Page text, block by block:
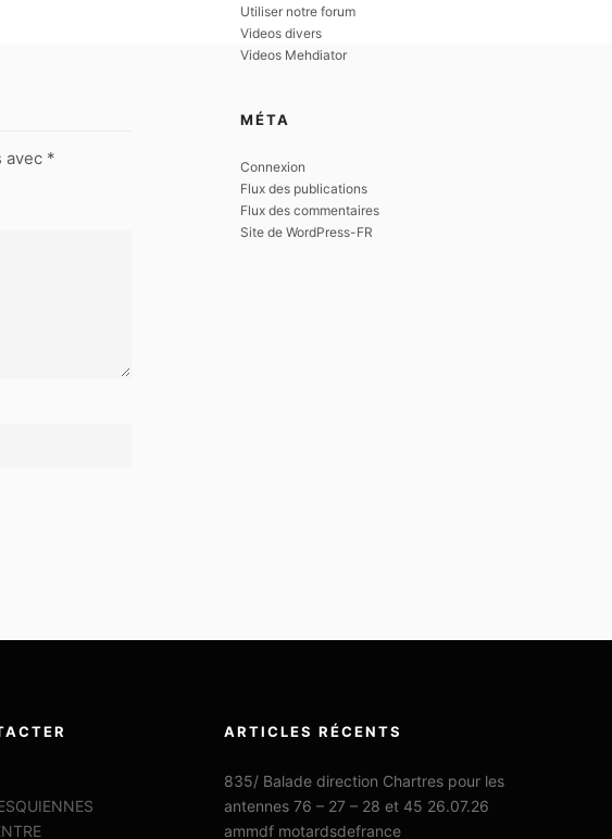
avec *
Utiliser notre forum
Videos divers
Videos Mehdiator
MÉTA
Connexion
Flux des publications
Flux des commentaires
Site de WordPress-FR
ARTICLES RÉCENTS
835/ Balade direction Chartres pour les
antennes 76 – 27 – 28 et 45 26.07.26
ammdf motardsdefrance